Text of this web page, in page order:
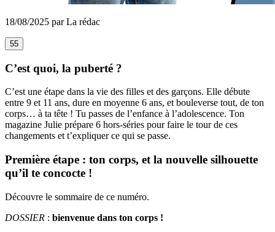
18/08/2025 par La rédac
55
C’est quoi, la puberté ?
C’est une étape dans la vie des filles et des garçons. Elle débute
entre 9 et 11 ans, dure en moyenne 6 ans, et bouleverse tout, de ton
corps… à ta tête ! Tu passes de l’enfance à l’adolescence. Ton
magazine Julie prépare 6 hors-séries pour faire le tour de ces
changements et t’expliquer ce qui se passe.
Première étape : ton corps, et la nouvelle silhouette
qu’il te concocte !
Découvre le sommaire de ce numéro.
DOSSIER : bienvenue dans ton corps !